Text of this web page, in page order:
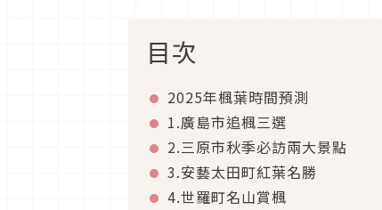
目次
2025年楓葉時間預測
1.廣島市追楓三選
2.三原市秋季必訪兩大景點
3.安藝太田町紅葉名勝
4.世羅町名山賞楓